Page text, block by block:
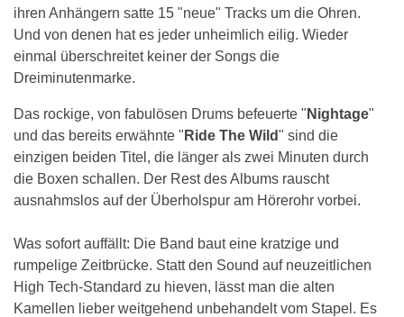
ihren Anhängern satte 15 "neue" Tracks um die Ohren.
Und von denen hat es jeder unheimlich eilig. Wieder
einmal überschreitet keiner der Songs die
Dreiminutenmarke.
Das rockige, von fabulösen Drums befeuerte " Nightage"
und das bereits erwähnte " Ride The Wild" sind die
einzigen beiden Titel, die länger als zwei Minuten durch
die Boxen schallen. Der Rest des Albums rauscht
ausnahmslos auf der Überholspur am Hörerohr vorbei.
Was sofort auffällt: Die Band baut eine kratzige und
rumpelige Zeitbrücke. Statt den Sound auf neuzeitlichen
High Tech-Standard zu hieven, lässt man die alten
Kamellen lieber weitgehend unbehandelt vom Stapel. Es